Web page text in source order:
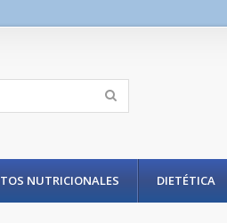
NUTRICIONALES DIETÉTICA